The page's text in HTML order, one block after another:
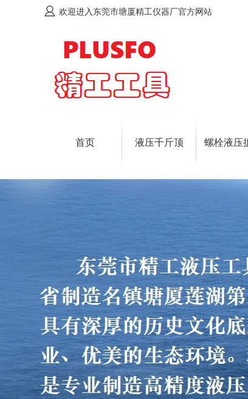
欢迎进入东莞市塘厦精工仪器厂官方网站
首页 液压千斤顶 螺栓液压